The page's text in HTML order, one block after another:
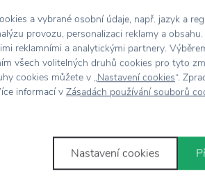
a vybrané osobní údaje, např. jazyk a
provozu, personalizaci reklamy a
reklamními a analytickými partnery.
všech volitelných druhů cookies pro tyto
cookies můžete v „Nastavení cookies“.
informací v Zásadách používání souborů
Nastavení cookies